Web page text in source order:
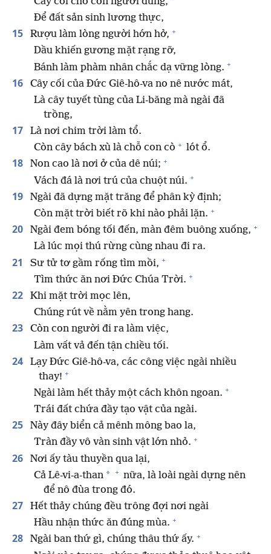
Để đất sản sinh lương thực,
15 Rượu làm lòng người hớn hở, +
Dầu khiến gương mặt rạng rỡ,
Bánh làm phàm nhân chắc dạ vững lòng. +
16
Cây cối của Đức Giê-hô-va no nê nước mát,
Là cây tuyết tùng của Li-băng mà ngài đã
trồng,
17
Là nơi chim trời làm tổ.
Còn cây bách xù là chỗ con cò + lót ổ.
18 Non cao là nơi ở của dê núi; +
Vách đá là nơi trú của chuột núi. +
19
Ngài đã dựng mặt trăng để phân kỳ định;
Còn mặt trời biết rõ khi nào phải lặn. +
20 Ngài đem bóng tối đến, màn đêm buông xuống, +
Là lúc mọi thú rừng cùng nhau đi ra.
21 Sư tử tơ gầm rống tìm mồi, +
Tìm thức ăn nơi Đức Chúa Trời. +
22
Khi mặt trời mọc lên,
Chúng rút về nằm yên trong hang.
23
Còn con người đi ra làm việc,
Làm vất vả đến tận chiều tối.
24
Lạy Đức Giê-hô-va, các công việc ngài nhiều
thay! +
Ngài làm hết thảy một cách khôn ngoan. +
Trái đất chứa đầy tạo vật của ngài.
25
Này đây biển cả mênh mông bao la,
Tràn đầy vô vàn sinh vật lớn nhỏ. +
26
Nơi ấy tàu thuyền qua lại,
Cả Lê-vi-a-than * + nữa, là loài ngài dựng nên
để nô đùa trong đó.
27
Hết thảy chúng đều trông đợi nơi ngài
Hầu nhận thức ăn đúng mùa. +
28 Ngài ban thứ gì, chúng thâu thứ ấy. +